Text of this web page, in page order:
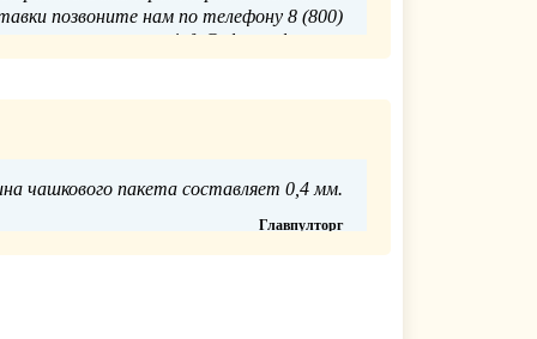
позвоните нам по телефону 8 (800)
запрос на почту info@glavpooltorg.su.
31.01.2023
чашкового пакета составляет 0,4 мм.
Главпулторг